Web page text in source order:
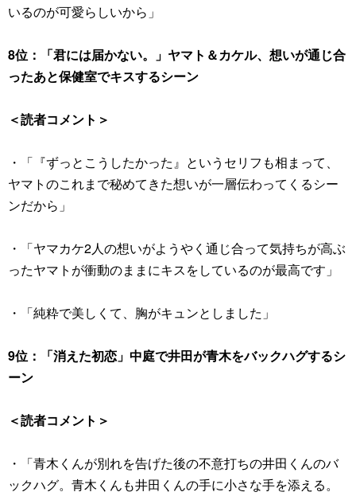
いるのが可愛らしいから」
8位：「君には届かない。」ヤマト＆カケル、想いが通じ合
ったあと保健室でキスするシーン
＜読者コメント＞
・「『ずっとこうしたかった』というセリフも相まって、
ヤマトのこれまで秘めてきた想いが一層伝わってくるシー
ンだから」
・「ヤマカケ2人の想いがようやく通じ合って気持ちが高ぶ
ったヤマトが衝動のままにキスをしているのが最高です」
・「純粋で美しくて、胸がキュンとしました」
9位：「消えた初恋」中庭で井田が青木をバックハグするシ
ーン
＜読者コメント＞
・「青木くんが別れを告げた後の不意打ちの井田くんのバ
ックハグ。青木くんも井田くんの手に小さな手を添える。